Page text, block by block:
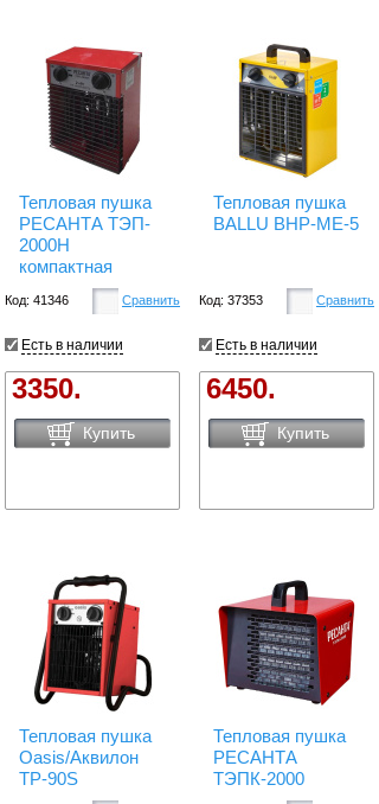
Тепловая пушка
РЕСАНТА ТЭП-
2000Н
компактная
Код: 41346 Сравнить
Есть в наличии
3350.
Купить
Тепловая пушка
BALLU BHP-ME-5
Код: 37353 Сравнить
Есть в наличии
6450.
Купить
Тепловая пушка
Oasis/Аквилон
TP-90S
Тепловая пушка
РЕСАНТА
ТЭПК-2000